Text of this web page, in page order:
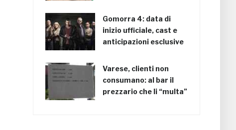
Gomorra 4: data di
inizio ufficiale, cast e
anticipazioni esclusive
Varese, clienti non
consumano: al bar il
prezzario che li “multa”